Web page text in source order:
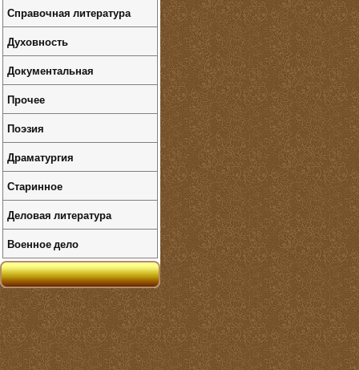
Справочная литература
Духовность
Документальная
Прочее
Поэзия
Драматургия
Старинное
Деловая литература
Военное дело